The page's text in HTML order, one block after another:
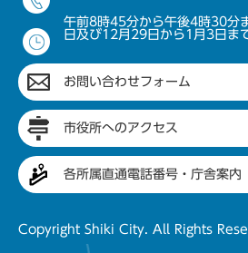
午前8時45分から午後4時30分
日及び12月29日から1月3日ま
お問い合わせフォーム
市役所へのアクセス
各所属直通電話番号・庁舎案内
Copyright Shiki City. All Rights